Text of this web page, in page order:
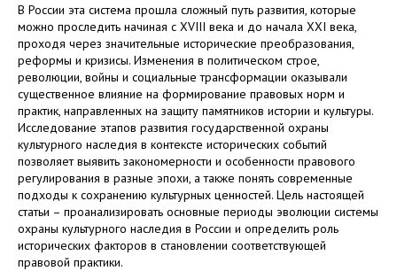
В России эта система прошла сложный путь развития, которые
можно проследить начиная с XVIII века и до начала XXI века,
проходя через значительные исторические преобразования,
реформы и кризисы. Изменения в политическом строе,
революции, войны и социальные трансформации оказывали
существенное влияние на формирование правовых норм и
практик, направленных на защиту памятников истории и культуры.
Исследование этапов развития государственной охраны
культурного наследия в контексте исторических событий
позволяет выявить закономерности и особенности правового
регулирования в разные эпохи, а также понять современные
подходы к сохранению культурных ценностей. Цель настоящей
статьи – проанализировать основные периоды эволюции системы
охраны культурного наследия в России и определить роль
исторических факторов в становлении соответствующей
правовой практики.